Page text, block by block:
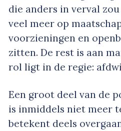
die anders in verval
veel meer op
voorzieningen en
zitten. De rest is aan
rol ligt in de regie:
Een groot deel van de
is inmiddels niet meer
betekent deels